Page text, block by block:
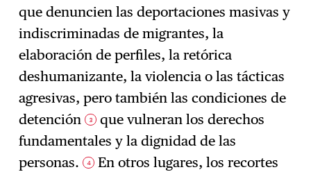
que denuncien las deportaciones masivas y
indiscriminadas de migrantes, la
elaboración de perfiles, la retórica
deshumanizante, la violencia o las tácticas
agresivas, pero también las condiciones de
detención 3
que vulneran los derechos
fundamentales y la dignidad de las
personas. 4
En otros lugares, los recortes